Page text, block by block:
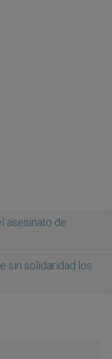
asesinato de
sin solidaridad los